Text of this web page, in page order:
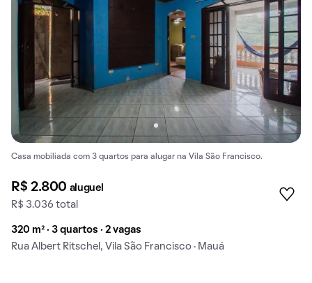
Casa mobiliada com 3 quartos para alugar na Vila São Francisco.
R$ 2.800 aluguel
R$ 3.036 total
320 m² · 3 quartos · 2 vagas
Rua Albert Ritschel, Vila São Francisco · Mauá